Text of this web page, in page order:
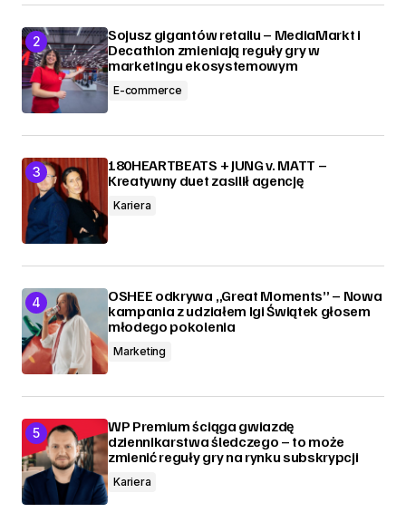
Sojusz gigantów retailu – MediaMarkt i
Decathlon zmieniają reguły gry w
marketingu ekosystemowym
E-commerce
180HEARTBEATS + JUNG v. MATT –
Kreatywny duet zasilił agencję
Kariera
OSHEE odkrywa „Great Moments” – Nowa
kampania z udziałem Igi Świątek głosem
młodego pokolenia
Marketing
WP Premium ściąga gwiazdę
dziennikarstwa śledczego – to może
zmienić reguły gry na rynku subskrypcji
Kariera